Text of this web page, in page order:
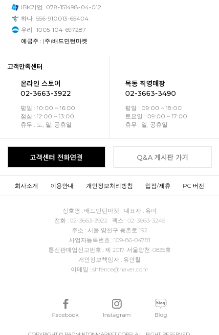
IBK기업
078-151498-04-012
하나 556-910013-65404
우리 1005-104-697287
예금주 : (주)배드민턴마켓
고객만족센터
온라인 스토어
02-3663-3922
평일 : 10:00 ~ 16:00
점심 : 12:00 ~ 13:00
휴무 : 토, 일, 공휴일
목동 직영매장
02-3663-3490
평일 : 09:00 ~ 18:00
토요일 : 09:00 ~ 17:00
휴무 : 일, 공휴일
고객센터 전화연결 Q&A 게시판 가기
회사소개 이용안내 개인정보처리방침 입점/제휴 PC 버전
상호명 : 배드민턴마켓 대표자 : 유미
전화 : 02-3663-3922 팩스 : 02-3663-3245
주소 : 서울 양천구 등촌로 192
사업자등록번호 : 109-86-04781
통신판매업신고번호 : 제 2017-서울양천-0835호
개인정보책임자 : 유인철
이메일 : shfence@naver.com